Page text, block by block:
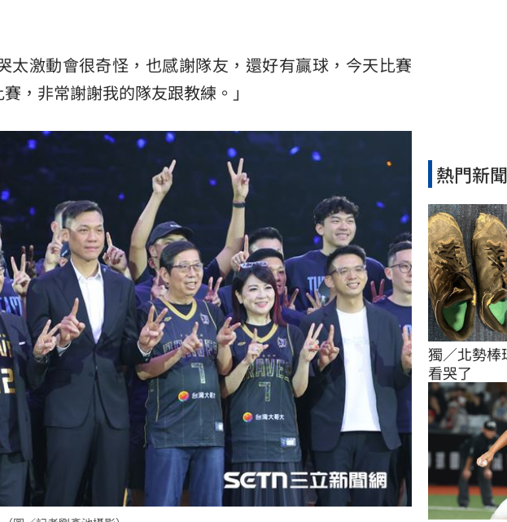
激動會很奇怪，也感謝隊友，還好有贏球，今天比賽
，非常謝謝我的隊友跟教練。」
熱門新聞
獨／北勢棒
看哭了